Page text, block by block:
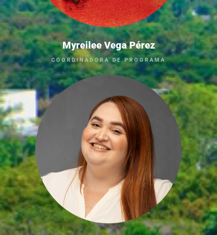
Myreilee Vega Pérez
COORDINADORA DE PROGRAMA